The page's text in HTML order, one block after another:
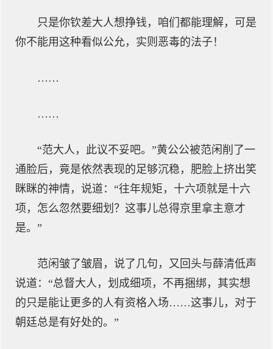
只是你钦差大人想挣钱，咱们都能理解，可是
你不能用这种看似公允，实则恶毒的法子！
……
……
“范大人，此议不妥吧。”黄公公被范闲削了一
通脸后，竟是依然表现的足够沉稳，肥脸上挤出笑
眯眯的神情，说道：“往年规矩，十六项就是十六
项，怎么忽然要细划？这事儿总得京里拿主意才
是。”
范闲皱了皱眉，说了几句，又回头与薛清低声
说道：“总督大人，划成细项，不再捆绑，其实想
的只是能让更多的人有资格入场……这事儿，对于
朝廷总是有好处的。”